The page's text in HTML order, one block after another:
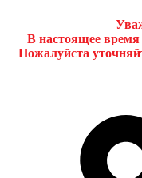
В настоящее время
Пожалуйста